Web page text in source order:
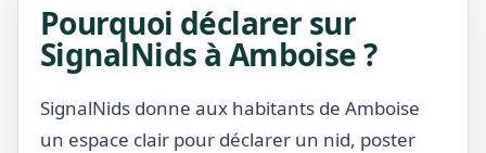
Pourquoi déclarer sur
SignalNids à Amboise ?
SignalNids donne aux habitants de Amboise
un espace clair pour déclarer un nid, poster